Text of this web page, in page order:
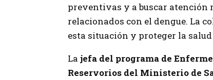
preventivas y a buscar atención
relacionados con el dengue. La
esta situación y proteger la
La jefa del programa de
Reservorios del Ministerio de